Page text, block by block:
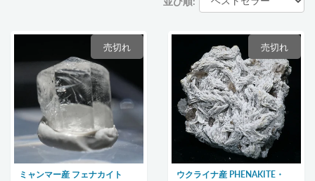
売切れ
ミャンマー産 フェナカイト
売切れ
ウクライナ産 PHENAKITE・